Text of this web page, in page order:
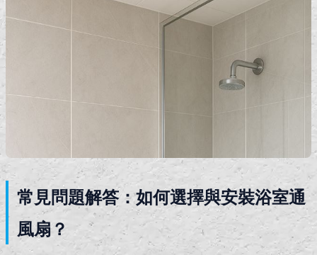
常見問題解答：如何選擇與安裝浴室通
風扇？